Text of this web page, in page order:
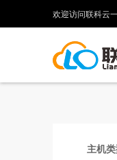
欢迎访问联科云
主机类